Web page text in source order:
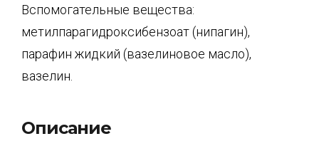
Вспомогательные вещества:
метилпарагидроксибензоат (нипагин),
парафин жидкий (вазелиновое масло),
вазелин.
Описание